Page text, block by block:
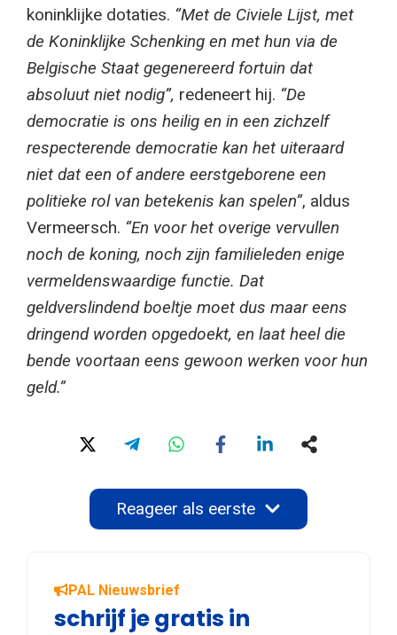
koninklijke dotaties. “Met de Civiele Lijst, met
de Koninklijke Schenking en met hun via de
Belgische Staat gegenereerd fortuin dat
absoluut niet nodig”, redeneert hij. “De
democratie is ons heilig en in een zichzelf
respecterende democratie kan het uiteraard
niet dat een of andere eerstgeborene een
politieke rol van betekenis kan spelen”, aldus
Vermeersch. “En voor het overige vervullen
noch de koning, noch zijn familieleden enige
vermeldenswaardige functie. Dat
geldverslindend boeltje moet dus maar eens
dringend worden opgedoekt, en laat heel die
bende voortaan eens gewoon werken voor hun
geld.”
Reageer als eerste
PAL Nieuwsbrief
schrijf je gratis in